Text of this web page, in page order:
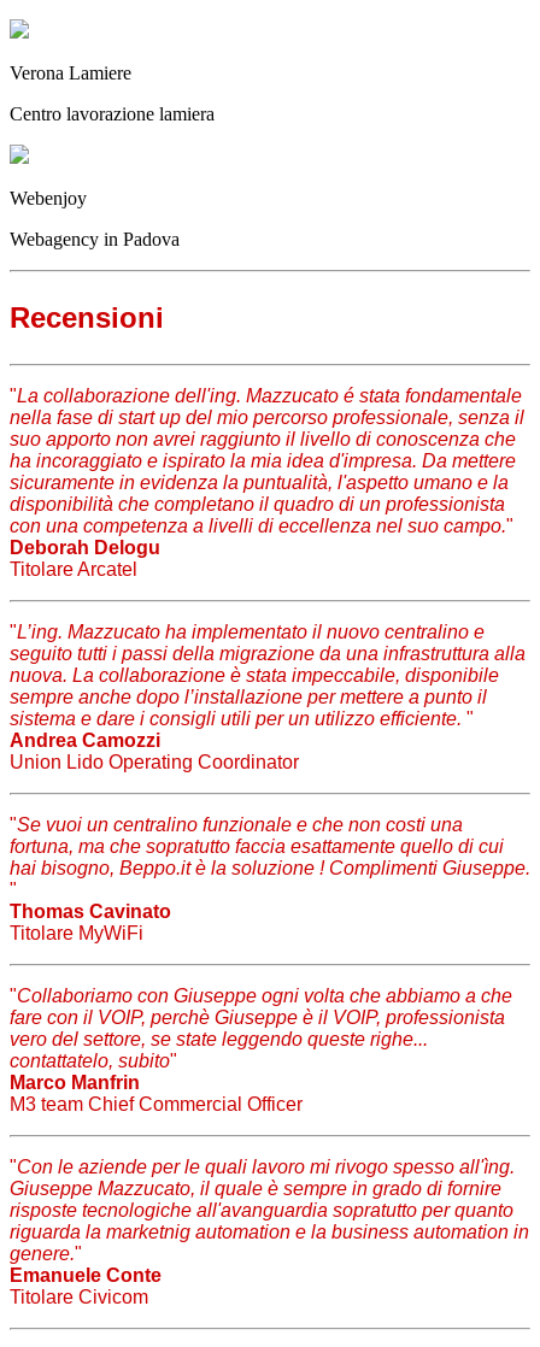
Verona Lamiere
Centro lavorazione lamiera
Webenjoy
Webagency in Padova
Recensioni
"La collaborazione dell'ing. Mazzucato é stata fondamentale
nella fase di start up del mio percorso professionale, senza il
suo apporto non avrei raggiunto il livello di conoscenza che
ha incoraggiato e ispirato la mia idea d'impresa. Da mettere
sicuramente in evidenza la puntualità, l'aspetto umano e la
disponibilità che completano il quadro di un professionista
con una competenza a livelli di eccellenza nel suo campo."
Deborah Delogu
Titolare Arcatel
"L’ing. Mazzucato ha implementato il nuovo centralino e
seguito tutti i passi della migrazione da una infrastruttura alla
nuova. La collaborazione è stata impeccabile, disponibile
sempre anche dopo l’installazione per mettere a punto il
sistema e dare i consigli utili per un utilizzo efficiente. "
Andrea Camozzi
Union Lido Operating Coordinator
"Se vuoi un centralino funzionale e che non costi una
fortuna, ma che sopratutto faccia esattamente quello di cui
hai bisogno, Beppo.it è la soluzione ! Complimenti Giuseppe.
"
Thomas Cavinato
Titolare MyWiFi
"Collaboriamo con Giuseppe ogni volta che abbiamo a che
fare con il VOIP, perchè Giuseppe è il VOIP, professionista
vero del settore, se state leggendo queste righe...
contattatelo, subito"
Marco Manfrin
M3 team Chief Commercial Officer
"Con le aziende per le quali lavoro mi rivogo spesso all'ìng.
Giuseppe Mazzucato, il quale è sempre in grado di fornire
risposte tecnologiche all'avanguardia sopratutto per quanto
riguarda la marketnig automation e la business automation in
genere."
Emanuele Conte
Titolare Civicom